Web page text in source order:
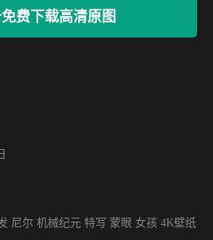
费下载高清原图
尼尔 机械纪元 特写 蒙眼 女孩 4K壁纸